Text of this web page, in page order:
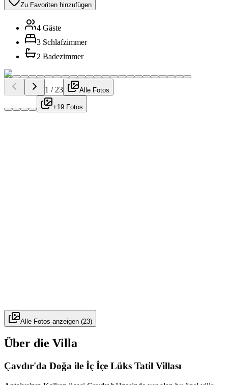
Zu Favoriten hinzufügen
4 Gäste
3 Schlafzimmer
2 Badezimmer
1 / 23 Alle Fotos
+19 Fotos
Alle Fotos anzeigen (23)
Über die Villa
Çavdır'da Doğa ile İç İçe Lüks Tatil Villası